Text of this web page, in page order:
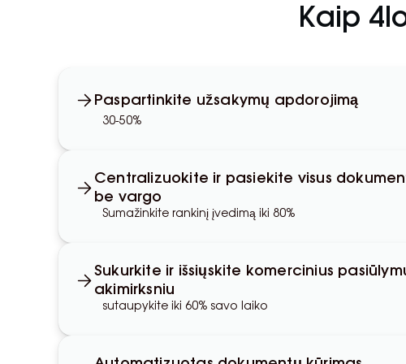
Kaip
Paspartinkite užsakymų apdorojimą
30-50%
Centralizuokite ir pasiekite visus
be vargo
Sumažinkite rankinį įvedimą iki 80%
Sukurkite ir išsiųskite komercinius
akimirksniu
sutaupykite iki 60% savo laiko